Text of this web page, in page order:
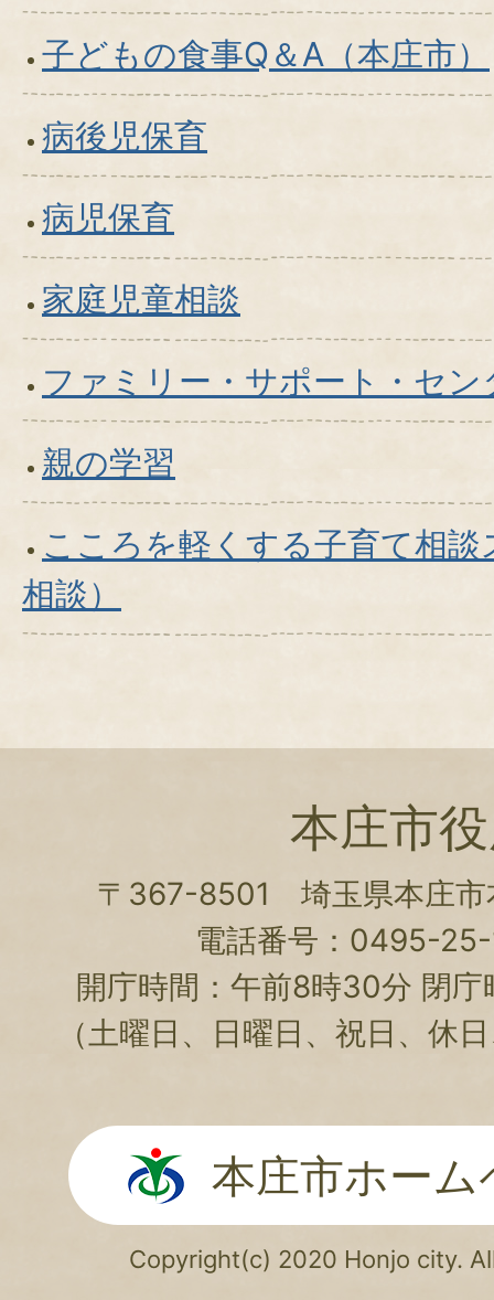
子どもの食事Q＆A（本庄市）
病後児保育
病児保育
家庭児童相談
ファミリー・サポート・セン
親の学習
こころを軽くする子育て相
相談）
本庄市
〒367-8501 埼玉県本庄市
電話番号：0495-25-
開庁時間：午前8時30分 閉
（土曜日、日曜日、祝日、休
本庄市ホー
Copyright(c) 2020 Honjo city.